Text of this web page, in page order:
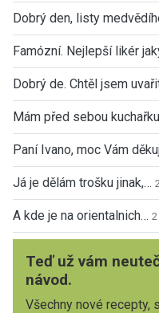
Dobrý den, listy
Famózní. Nejlepší likér
Dobrý de. Chtěl jsem
Mám před sebou
Paní Ivano, moc Vám
Já je dělám trošku jinak,…
A kde je na orientalnich…
Teď už vám
návod.
Všechny nové recepty,